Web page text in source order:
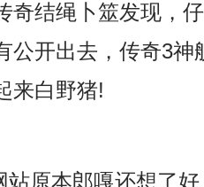
奇结绳卜筮发现，
公开出去，传奇3神
来白野猪!
原本郎嘎还想了